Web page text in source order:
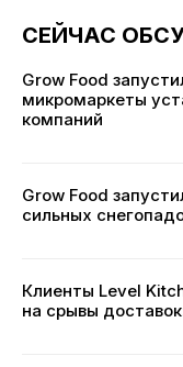
СЕЙЧАС
Grow Food
микромаркеты
компаний
Grow Food
сильных
Клиенты Level
на срывы